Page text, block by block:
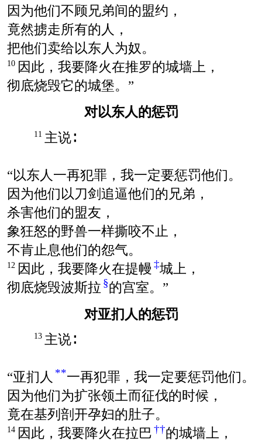
因为他们不顾兄弟间的盟约，
竟然掳走所有的人，
把他们卖给以东人为奴。
10 因此，我要降火在推罗的城墙上，
彻底烧毁它的城堡。”
对以东人的惩罚
11 主说∶
“以东人一再犯罪，我一定要惩罚他们。
因为他们以刀剑追逼他们的兄弟，
杀害他们的盟友，
象狂怒的野兽一样撕咬不止，
不肯止息他们的怨气。
12 因此，我要降火在提幔 ‡城上，
彻底烧毁波斯拉 §的宫室。”
对亚扪人的惩罚
13 主说∶
“亚扪人 **一再犯罪，我一定要惩罚他们。
因为他们为扩张领土而征伐的时候，
竟在基列剖开孕妇的肚子。
14 因此，我要降火在拉巴††的城墙上，